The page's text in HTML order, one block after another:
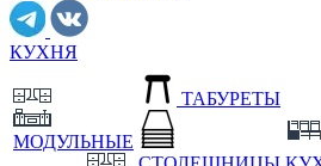
КУХНЯ
МОДУЛЬНЫЕ
ТАБУРЕТЫ